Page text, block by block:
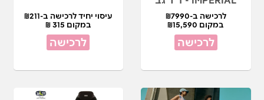
לרכישה ב-₪7990
במקום ₪15,590
לרכישה
עיסוי יחיד לרכישה ב-₪211
במקום 315 ₪
לרכישה